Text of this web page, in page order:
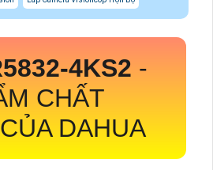
4KS2 -
CHẤT
DAHUA